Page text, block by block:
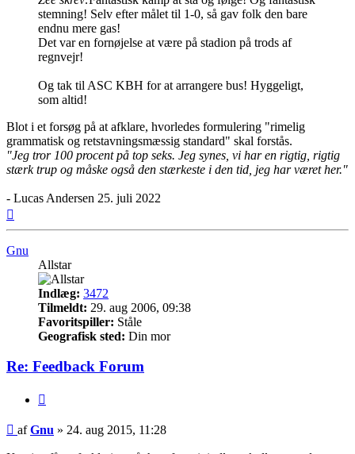
stemning! Selv efter målet til 1-0, så gav folk den bare
endnu mere gas!
Det var en fornøjelse at være på stadion på trods af
regnvejr!
Og tak til ASC KBH for at arrangere bus! Hyggeligt,
som altid!
Blot i et forsøg på at afklare, hvorledes formulering "rimelig
grammatisk og retstavningsmæssig standard" skal forstås.
"Jeg tror 100 procent på top seks. Jeg synes, vi har en rigtig, rigtig
stærk trup og måske også den stærkeste i den tid, jeg har været her."
- Lucas Andersen 25. juli 2022
Gnu
Allstar
Indlæg: 3472
Tilmeldt: 29. aug 2006, 09:38
Favoritspiller: Ståle
Geografisk sted: Din mor
Re: Feedback Forum
Indlæg
afGnu » 24. aug 2015, 11:28